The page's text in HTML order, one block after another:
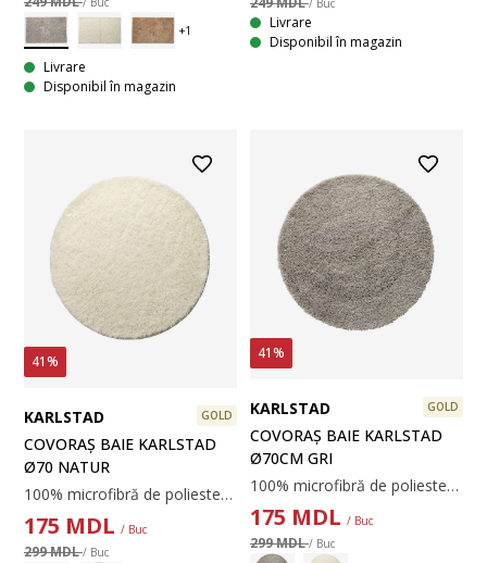
Livrare
Disponibil în magazin
Livrare
Disponibil în magazin
41%
KARLSTAD GOLD
COVORAȘ BAIE KARLSTAD
Ø70 NATUR
100% microfibră de poliester. 70 cm
175 MDL / Buc
299 MDL/ Buc
41%
KARLSTAD GOLD
COVORAȘ BAIE KARLSTAD
Ø70CM GRI
100% microfibră de poliester. 70 cm
175 MDL / Buc
299 MDL/ Buc